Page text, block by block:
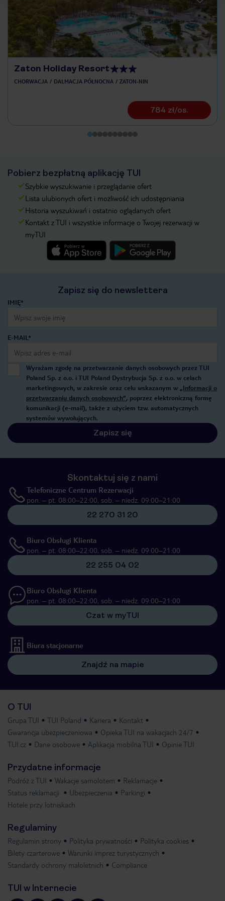
Zaton Holiday Resort
CHORWACJA DALMACJA PÓŁNOCNA ZATON-NIN
784 zł/os.
Pobierz bezpłatną aplikację TUI
Szybkie wyszukiwanie i przeglądanie ofert
Lista ulubionych ofert i możliwość ich udostępniania
Historia wyszukiwań i ostatnio oglądanych ofert
Kontakt z TUI i wszystkie informacje o Twojej rezerwacji w
myTUI
Zapisz się do newslettera
IMIĘ*
E-MAIL*
Wyrażam zgodę na przetwarzanie danych osobowych przez TUI
Poland Sp. z o.o. i TUI Poland Dystrybucja Sp. z o.o. w celach
marketingowych, w zakresie oraz celu wskazanym w „Informacji o
przetwarzaniu danych osobowych”, poprzez elektroniczną formę
komunikacji (e-mail), także z użyciem tzw. automatycznych
systemów wywołujących.
Zapisz się
Skontaktuj się z nami
Telefoniczne Centrum Rezerwacji
pon. – pt. 08:00–22:00, sob. – niedz. 09:00–21:00
22 270 31 20
Biuro Obsługi Klienta
pon. – pt. 08:00–22:00, sob. – niedz. 09:00–21:00
22 255 04 02
Biuro Obsługi Klienta
pon. – pt. 08:00–22:00, sob. – niedz. 09:00–21:00
Czat w myTUI
Biura stacjonarne
Znajdź na mapie
O TUI
Grupa TUI TUI Poland Kariera
Kontakt
Gwarancja ubezpieczeniowa
Opieka TUI na wakacjach 24/7
TUI.cz
Dane osobowe Aplikacja mobilna TUI Opinie TUI
Przydatne informacje
Podróż z TUI Wakacje samolotem
Reklamacje
Status reklamacji
Ubezpieczenia
Parkingi
Hotele przy lotniskach
Regulaminy
Regulamin strony Polityka prywatności
Polityka cookies
Bilety czarterowe
Warunki imprez turystycznych
Standardy ochrony małoletnich
Compliance
TUI w Internecie